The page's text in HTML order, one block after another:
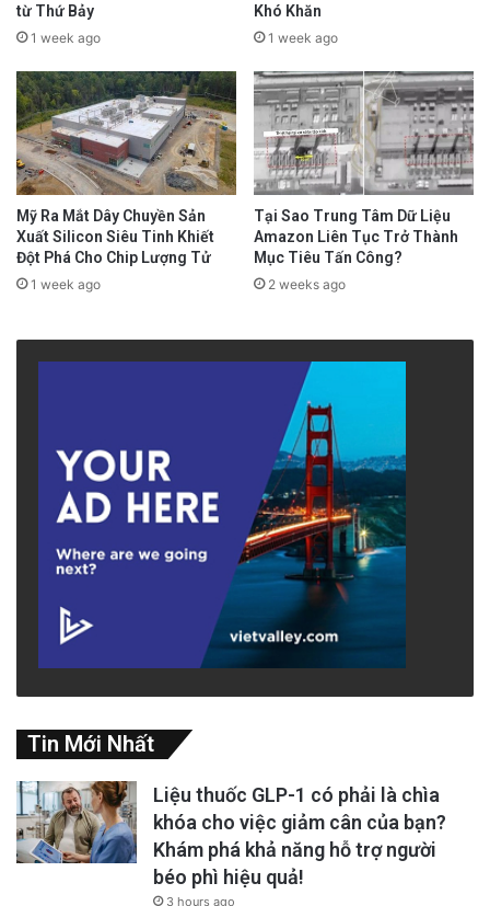
từ Thứ Bảy
1 week ago
Khó Khăn
1 week ago
Mỹ Ra Mắt Dây Chuyền Sản
Xuất Silicon Siêu Tinh Khiết
Đột Phá Cho Chip Lượng Tử
1 week ago
Tại Sao Trung Tâm Dữ Liệu
Amazon Liên Tục Trở Thành
Mục Tiêu Tấn Công?
2 weeks ago
Tin Mới Nhất
Liệu thuốc GLP-1 có phải là chìa
khóa cho việc giảm cân của bạn?
Khám phá khả năng hỗ trợ người
béo phì hiệu quả!
3 hours ago